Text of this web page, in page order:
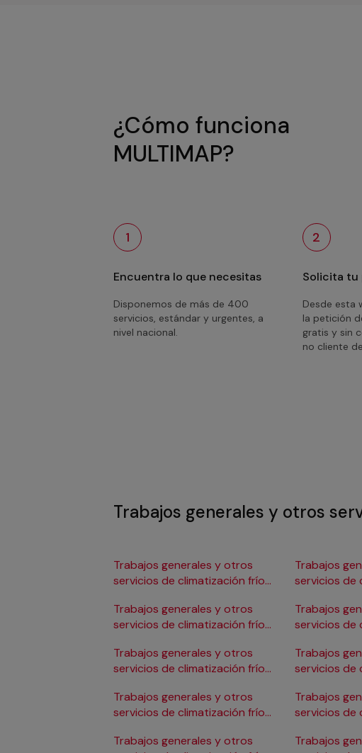
¿Cómo funciona
MULTIMAP?
1
Encuentra lo que necesitas
Disponemos de más de 400
servicios, estándar y urgentes, a
nivel nacional.
2
Solicita tu
Desde esta
la petición
gratis y sin
no cliente de
Trabajos generales y otros
Trabajos generales y otros
servicios de climatización frío
Trabajos generales y otros
servicios de climatización frío
Trabajos generales y otros
servicios de climatización frío
Trabajos generales y otros
servicios de climatización frío
Trabajos generales y otros
Trabajos
servicios de
Trabajos
servicios de
Trabajos
servicios de
Trabajos
servicios de
Trabajos